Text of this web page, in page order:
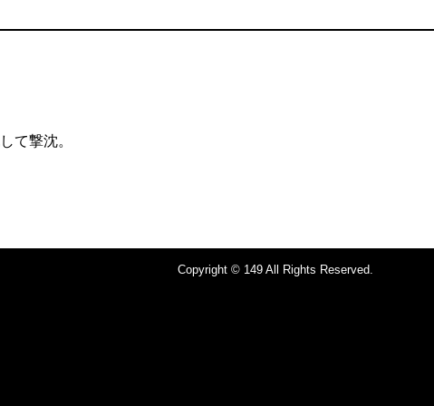
て撃沈。
Copyright © 149 All Rights Reserved.